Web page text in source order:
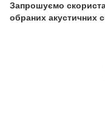
Запрошуємо
обраних акустичних